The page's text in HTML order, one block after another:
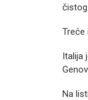
čistog
Treće
Italija
Na